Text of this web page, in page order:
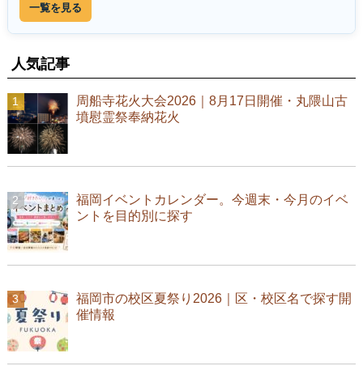
一覧を見る
人気記事
周船寺花火大会2026｜8月17日開催・丸隈山古
墳慰霊祭奉納花火
福岡イベントカレンダー。今週末・今月のイベ
ントを目的別に探す
福岡市の校区夏祭り2026｜区・校区名で探す開
催情報